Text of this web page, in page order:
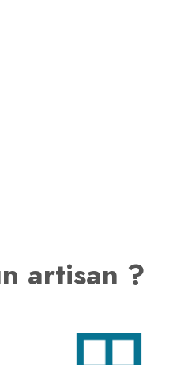
artisan ?